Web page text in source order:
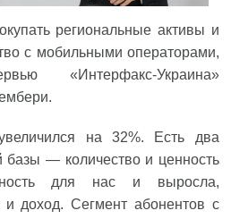
региональные активы и
с мобильными операторами,
«Интерфакс-Украина»
на 32%. Есть два
базы — количество и ценность
для нас и выросла,
и доход. Сегмент абонентов с